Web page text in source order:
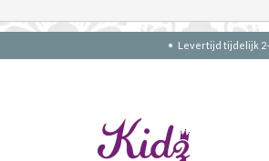
Levertijd tijdelijk